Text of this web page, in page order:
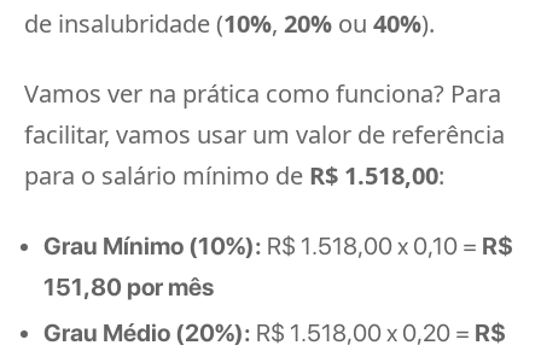
de insalubridade (10%, 20% ou 40%).
Vamos ver na prática como funciona? Para
facilitar, vamos usar um valor de referência
para o salário mínimo de R$ 1.518,00:
Grau Mínimo (10%): R$ 1.518,00 x 0,10 = R$
151,80 por mês
Grau Médio (20%): R$ 1.518,00 x 0,20 = R$